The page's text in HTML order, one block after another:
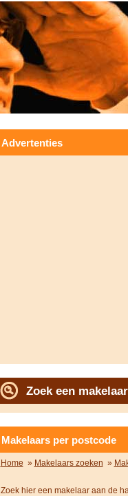
Advertenties
Zoek een makelaar
Makelaars per postcode
Home » Makelaars zoeken »
Zoek hier een makelaar aan de